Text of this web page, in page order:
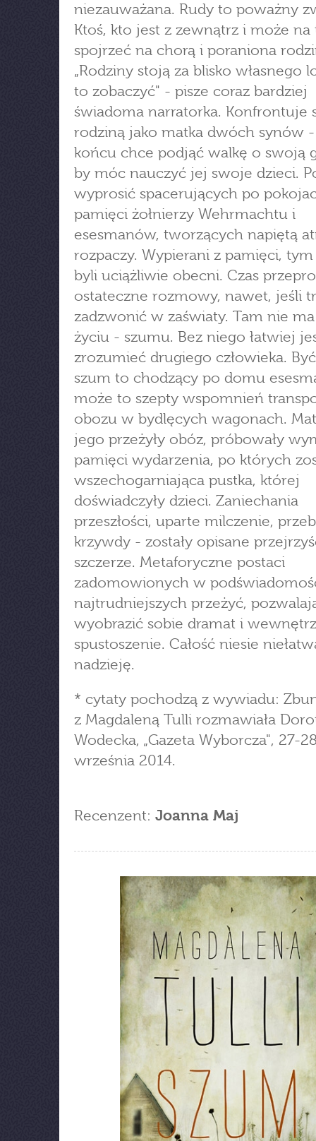
niezauważana. Rudy to poważny
Ktoś, kto jest z zewnątrz i może
spojrzeć na chorą i poraniona
„Rodziny stoją za blisko własnego
to zobaczyć" - pisze coraz bardziej
świadoma narratorka. Konfrontuje
rodziną jako matka dwóch synów
końcu chce podjąć walkę o swoją
by móc nauczyć jej swoje dzieci.
wyprosić spacerujących po
pamięci żołnierzy Wehrmachtu i
esesmanów, tworzących napiętą
rozpaczy. Wypierani z pamięci,
byli uciążliwie obecni. Czas
ostateczne rozmowy, nawet, jeśli
zadzwonić w zaświaty. Tam nie
życiu - szumu. Bez niego łatwiej
zrozumieć drugiego człowieka.
szum to chodzący po domu
może to szepty wspomnień
obozu w bydlęcych wagonach.
jego przeżyły obóz, próbowały
pamięci wydarzenia, po których
wszechogarniająca pustka, której
doświadczyły dzieci. Zaniechania
przeszłości, uparte milczenie,
krzywdy - zostały opisane
szczerze. Metaforyczne postaci
zadomowionych w
najtrudniejszych przeżyć,
wyobrazić sobie dramat i
spustoszenie. Całość niesie
nadzieję.
* cytaty pochodzą z wywiadu:
z Magdaleną Tulli rozmawiała
Wodecka, „Gazeta Wyborcza", 27-
września 2014.
Recenzent: Joanna Maj